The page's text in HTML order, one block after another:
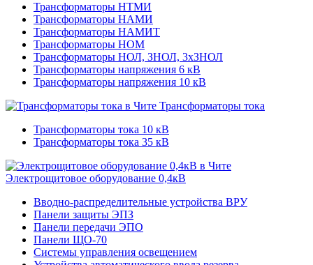
Трансформаторы НТМИ
Трансформаторы НАМИ
Трансформаторы НАМИТ
Трансформаторы НОМ
Трансформаторы НОЛ, ЗНОЛ, 3хЗНОЛ
Трансформаторы напряжения 6 кВ
Трансформаторы напряжения 10 кВ
Трансформаторы тока
Трансформаторы тока 10 кВ
Трансформаторы тока 35 кВ
Электрощитовое оборудование 0,4кВ
Вводно-распределительные устройства ВРУ
Панели защиты ЭПЗ
Панели передачи ЭПО
Панели ЩО-70
Системы управления освещением